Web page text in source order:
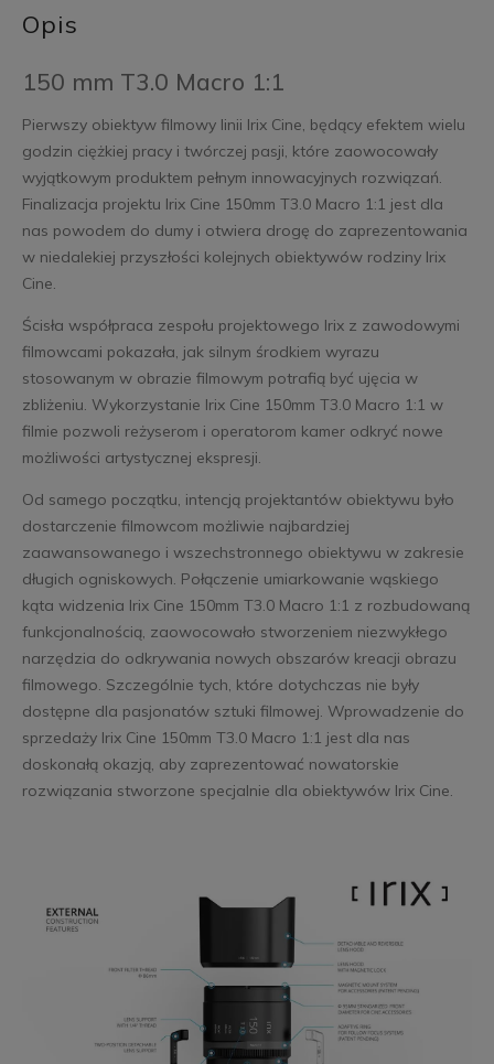
Opis
150 mm T3.0 Macro 1:1
Pierwszy obiektyw filmowy linii Irix Cine, będący efektem wielu
godzin ciężkiej pracy i twórczej pasji, które zaowocowały
wyjątkowym produktem pełnym innowacyjnych rozwiązań.
Finalizacja projektu Irix Cine 150mm T3.0 Macro 1:1 jest dla
nas powodem do dumy i otwiera drogę do zaprezentowania
w niedalekiej przyszłości kolejnych obiektywów rodziny Irix
Cine.
Ścisła współpraca zespołu projektowego Irix z zawodowymi
filmowcami pokazała, jak silnym środkiem wyrazu
stosowanym w obrazie filmowym potrafią być ujęcia w
zbliżeniu. Wykorzystanie Irix Cine 150mm T3.0 Macro 1:1 w
filmie pozwoli reżyserom i operatorom kamer odkryć nowe
możliwości artystycznej ekspresji.
Od samego początku, intencją projektantów obiektywu było
dostarczenie filmowcom możliwie najbardziej
zaawansowanego i wszechstronnego obiektywu w zakresie
długich ogniskowych. Połączenie umiarkowanie wąskiego
kąta widzenia Irix Cine 150mm T3.0 Macro 1:1 z rozbudowaną
funkcjonalnością, zaowocowało stworzeniem niezwykłego
narzędzia do odkrywania nowych obszarów kreacji obrazu
filmowego. Szczególnie tych, które dotychczas nie były
dostępne dla pasjonatów sztuki filmowej. Wprowadzenie do
sprzedaży Irix Cine 150mm T3.0 Macro 1:1 jest dla nas
doskonałą okazją, aby zaprezentować nowatorskie
rozwiązania stworzone specjalnie dla obiektywów Irix Cine.